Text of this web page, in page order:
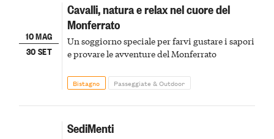
10 MAG
30 SET
Cavalli, natura e relax nel cuore del
Monferrato
Un soggiorno speciale per farvi gustare i sapori
e provare le avventure del Monferrato
Bistagno Passeggiate & Outdoor
SediMenti